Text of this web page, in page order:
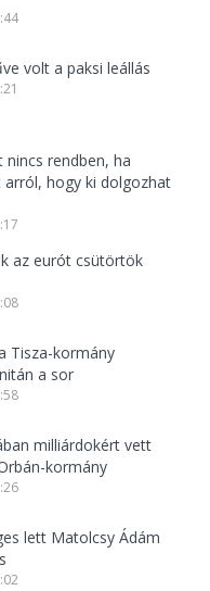
volt a paksi leállás
nincs rendben, ha
hogy ki dolgozhat
az eurót csütörtök
Tisza-kormány
a sor
milliárdokért vett
kormány
lett Matolcsy Ádám